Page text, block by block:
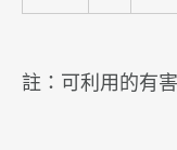
註：可利用的有